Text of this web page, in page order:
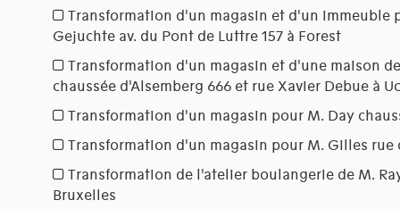
Transformation d'un magasin et d'un immeuble
Gejuchte av. du Pont de Luttre 157 à Forest
Transformation d'un magasin et d'une maison
chaussée d'Alsemberg 666 et rue Xavier Debue à
Transformation d'un magasin pour M. Day
Transformation d'un magasin pour M. Gilles rue
Transformation de l'atelier boulangerie de M.
Bruxelles